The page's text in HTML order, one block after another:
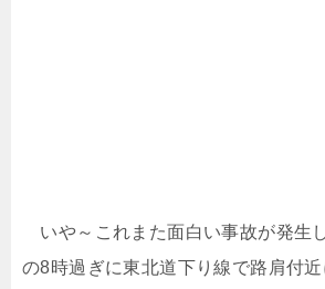
いや～これまた面白い事故が発生
の8時過ぎに東北道下り線で路肩付